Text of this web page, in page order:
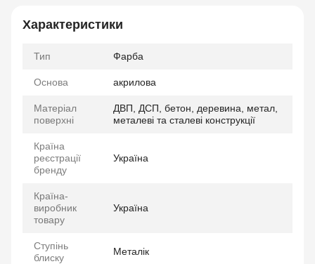
Характеристики
Тип Фарба
Основа акрилова
Матеріал
поверхні
ДВП, ДСП, бетон, деревина, метал,
металеві та сталеві конструкції
Країна
реєстрації
бренду
Україна
Країна-
виробник
товару
Україна
Ступінь
блиску
Металік